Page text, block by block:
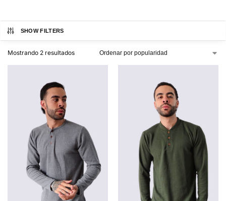
SHOW FILTERS
Mostrando 2 resultados